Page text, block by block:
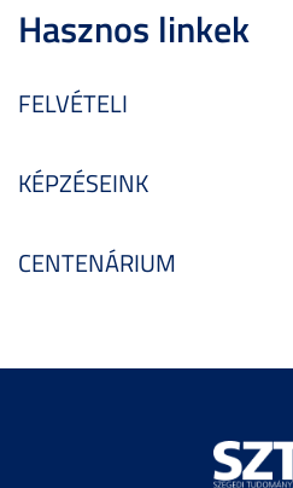
Hasznos linkek
FELVÉTELI
KÉPZÉSEINK
CENTENÁRIUM